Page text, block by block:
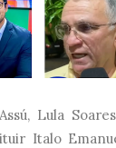
Lula
Italo